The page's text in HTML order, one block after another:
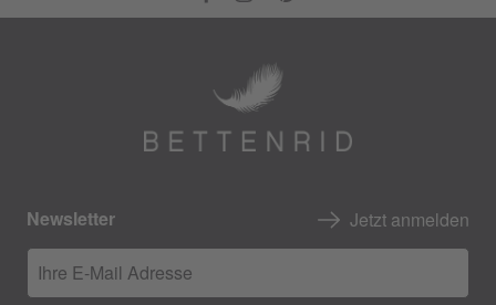
Newsletter Jetzt anmelden
Ihre E-Mail Adresse